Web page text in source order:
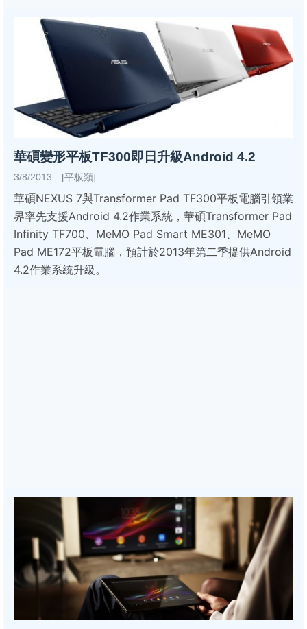
華碩變形平板TF300即日升級Android 4.2
3/8/2013 [平板類]
華碩NEXUS 7與Transformer Pad TF300平板電腦引領業
界率先支援Android 4.2作業系統，華碩Transformer Pad
Infinity TF700、MeMO Pad Smart ME301、MeMO
Pad ME172平板電腦，預計於2013年第二季提供Android
4.2作業系統升級。